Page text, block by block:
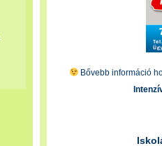
Bővebb információ